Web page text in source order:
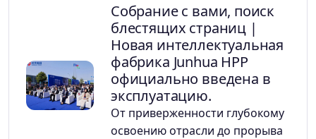
Собрание с вами, поиск
блестящих страниц |
Новая интеллектуальная
фабрика Junhua HPP
официально введена в
эксплуатацию.
От приверженности глубокому
освоению отрасли до прорыва